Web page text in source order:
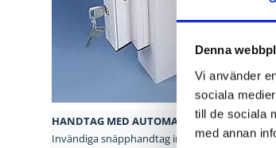
Denna
Vi använder
sociala
till de sociala
med annan
HANDTAG MED AUTOMATISK
Invändiga snäpphandtag ingår som standard